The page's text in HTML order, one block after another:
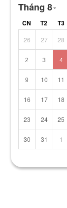
Tháng 8
CN T2 T3
26 27 28
2 3 4
9 10 11
16 17 18
23 24 25
30 31 1